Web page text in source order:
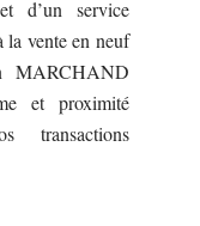
d’un service
la vente en neuf
MARCHAND
et proximité
transactions